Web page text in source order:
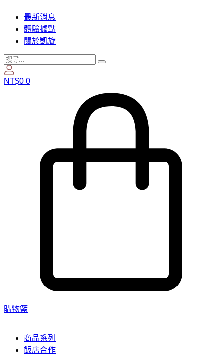
最新消息
體驗據點
關於凱旋
NT$0 0
購物籃
商品系列
飯店合作